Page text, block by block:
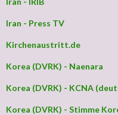
Iran - Press TV
Kirchenaustritt.de
Korea (DVRK) - Naenara
Korea (DVRK) - KCNA
Korea (DVRK) - Stimme